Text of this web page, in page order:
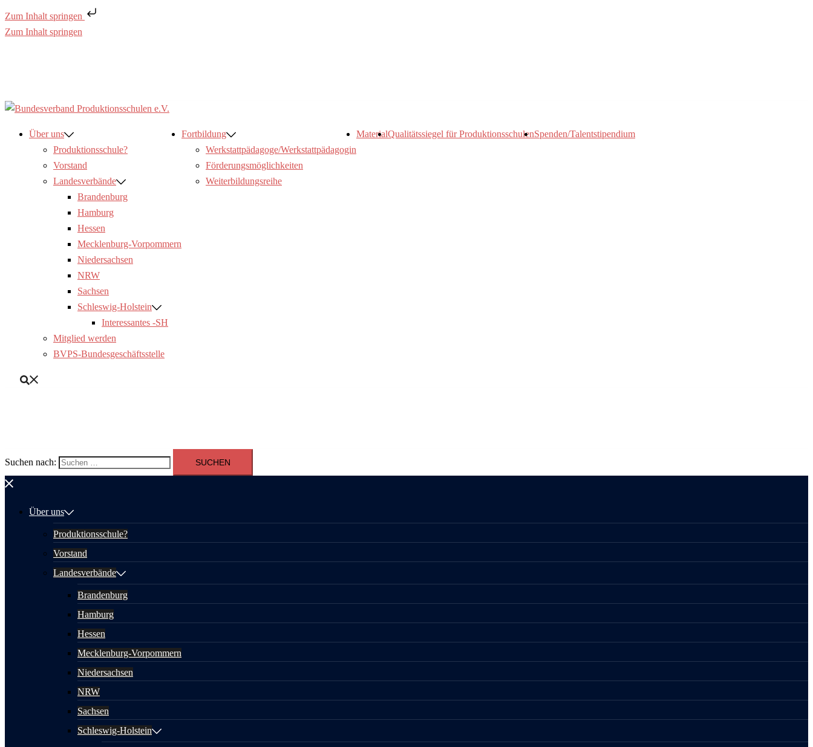
Zum Inhalt springen
Zum Inhalt springen
Über uns
Produktionsschule?
Vorstand
Landesverbände
Brandenburg
Hamburg
Hessen
Mecklenburg-Vorpommern
Niedersachsen
NRW
Sachsen
Schleswig-Holstein
Interessantes -SH
Mitglied werden
BVPS-Bundesgeschäftsstelle
Fortbildung
Werkstattpädagoge/Werkstattpädagogin
Förderungsmöglichkeiten
Weiterbildungsreihe
MaterialQualitätssiegel für ProduktionsschulenSpenden/Talentstipendium
Suchen nach:
Über uns
Produktionsschule?
Vorstand
Landesverbände
Brandenburg
Hamburg
Hessen
Mecklenburg-Vorpommern
Niedersachsen
NRW
Sachsen
Schleswig-Holstein